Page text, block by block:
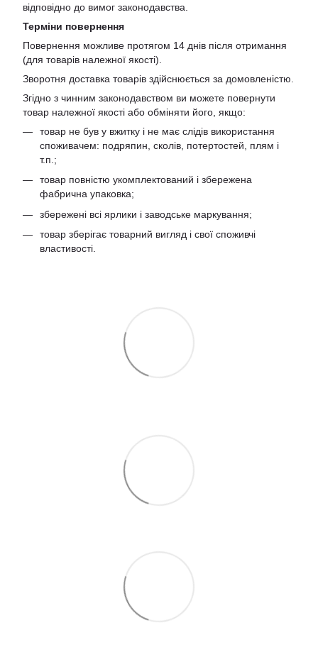
відповідно до вимог законодавства.
Терміни повернення
Повернення можливе протягом 14 днів після отримання
(для товарів належної якості).
Зворотня доставка товарів здійснюється за домовленістю.
Згідно з чинним законодавством ви можете повернути
товар належної якості або обміняти його, якщо:
товар не був у вжитку і не має слідів використання
споживачем: подряпин, сколів, потертостей, плям і
т.п.;
товар повністю укомплектований і збережена
фабрична упаковка;
збережені всі ярлики і заводське маркування;
товар зберігає товарний вигляд і свої споживчі
властивості.